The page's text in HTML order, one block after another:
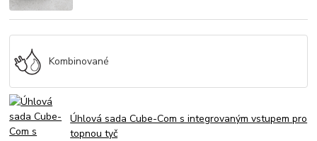
Kombinované
Úhlová sada Cube-Com s integrovaným vstupem pro
topnou tyč